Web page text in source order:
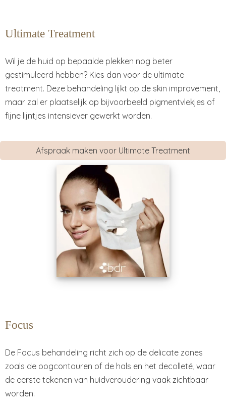
Ultimate Treatment
Wil je de huid op bepaalde plekken nog beter
gestimuleerd hebben? Kies dan voor de ultimate
treatment. Deze behandeling lijkt op de skin improvement,
maar zal er plaatselijk op bijvoorbeeld pigmentvlekjes of
fijne lijntjes intensiever gewerkt worden.
Afspraak maken voor Ultimate Treatment
Focus
De Focus behandeling richt zich op de delicate zones
zoals de oogcontouren of de hals en het decolleté, waar
de eerste tekenen van huidveroudering vaak zichtbaar
worden.